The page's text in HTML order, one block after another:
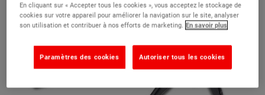
En cliquant sur « Accepter tous les cookies », vous acceptez le stockage de
cookies sur votre appareil pour améliorer la navigation sur le site, analyser
son utilisation et contribuer à nos efforts de marketing. En savoir plus
Autoriser tous les cookies
Paramètres des cookies